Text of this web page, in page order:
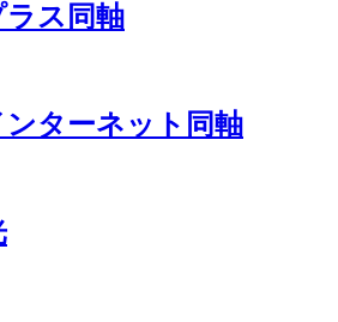
ス同軸
ターネット同軸